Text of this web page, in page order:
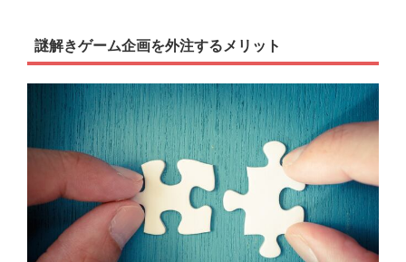
謎解きゲーム企画を外注するメリット